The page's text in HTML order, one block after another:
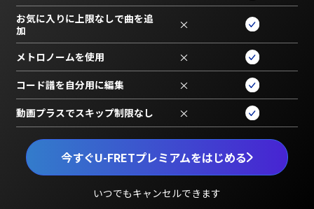
今すぐU-FRETプレミアムをはじめる
いつでもキャンセルできます
お気に入りに上限なしで曲を追
加
×
メトロノームを使用 ×
コード譜を自分用に編集 ×
動画プラスでスキップ制限なし ×